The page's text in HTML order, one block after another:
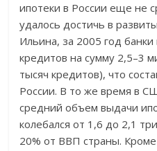
ипотеки в России еще не
удалось достичь в
Ильина, за 2005 год
кредитов на сумму 2,5–3
тысяч кредитов), что
России. В то же время в
средний объем выдачи
колебался от 1,6 до 2,1
20% от ВВП страны.